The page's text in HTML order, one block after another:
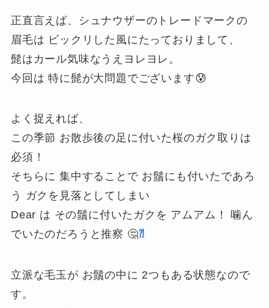
正直言えば、シュナウザーのトレードマークの
眉毛は ビックリした風にたっておりまして、
髭はカール気味なうえヨレヨレ。
今回は 特に髭が大問題でございます😰
よく捉えれば、
この季節 お散歩後の足に付いた桜のガク取りは
必須！
そちらに 集中することで お鬚にも付いたであろ
う ガクを見落としてしまい
Dear は その鬚に付いたガクを アムアム！ 噛ん
でいたのだろうと推察 🤔⁈
立派な毛玉が お鬚の中に 2つもある状態なので
す。